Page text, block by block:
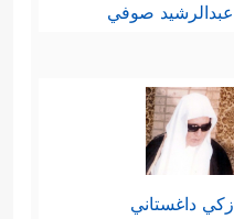
عبدالرشيد صوفي
زكي داغستاني